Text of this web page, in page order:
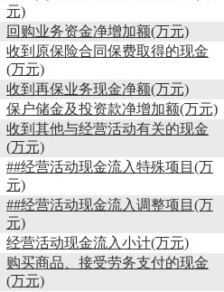
元)
回购业务资金净增加额(万元)
收到原保险合同保费取得的现金
(万元)
收到再保业务现金净额(万元)
保户储金及投资款净增加额(万元)
收到其他与经营活动有关的现金
(万元)
##经营活动现金流入特殊项目(万
元)
##经营活动现金流入调整项目(万
元)
经营活动现金流入小计(万元)
购买商品、接受劳务支付的现金
(万元)